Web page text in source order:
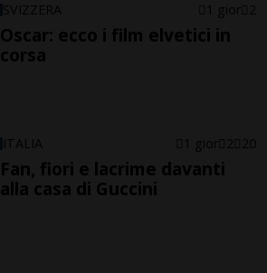
SVIZZERA 1 gior 2
Oscar: ecco i film elvetici in
corsa
ITALIA 1 gior 2 20
Fan, fiori e lacrime davanti
alla casa di Guccini